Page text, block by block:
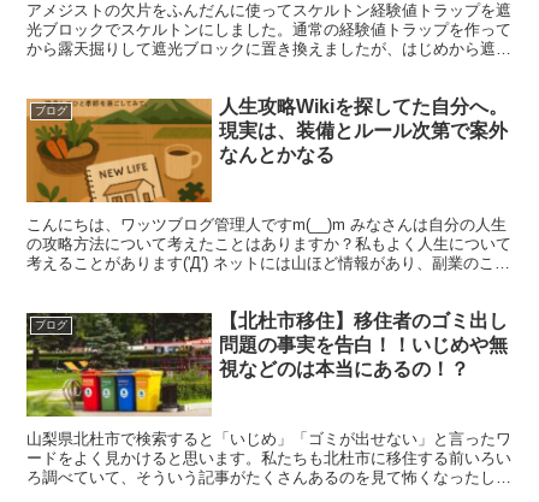
アメジストの欠片をふんだんに使ってスケルトン経験値トラップを遮
光ブロックでスケルトンにしました。通常の経験値トラップを作って
から露天掘りして遮光ブロックに置き換えましたが、はじめから遮光
ブログ
人生攻略Wikiを探してた自分へ。
現実は、装備とルール次第で案外
なんとかなる
こんにちは、ワッツブログ管理人ですm(__)m みなさんは自分の人生
の攻略方法について考えたことはありますか？私もよく人生について
考えることがあります('Д') ネットには山ほど情報があり、副業のこ
ブログ
【北杜市移住】移住者のゴミ出し
問題の事実を告白！！いじめや無
視などのは本当にあるの！？
山梨県北杜市で検索すると「いじめ」「ゴミが出せない」と言ったワ
ードをよく見かけると思います。私たちも北杜市に移住する前いろい
ろ調べていて、そういう記事がたくさんあるのを見て怖くなったしま